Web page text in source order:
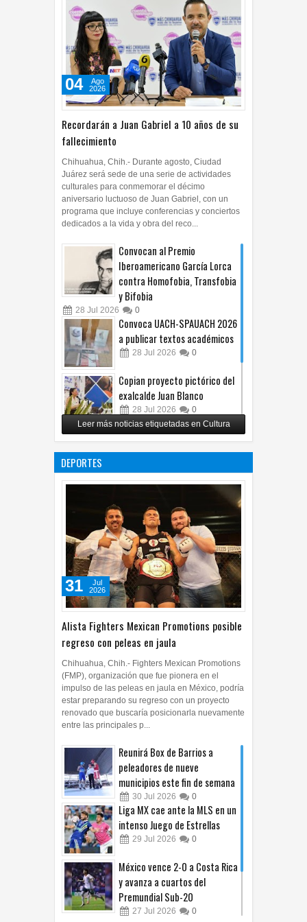
Recordarán a Juan Gabriel a 10 años de su
fallecimiento
04
Ago
2026
Chihuahua, Chih.- Durante agosto, Ciudad
Juárez será sede de una serie de actividades
culturales para conmemorar el décimo
aniversario luctuoso de Juan Gabriel, con un
programa que incluye conferencias y conciertos
dedicados a la vida y obra del reco...
Convocan al Premio
Iberoamericano García Lorca
contra Homofobia, Transfobia
y Bifobia
28 Jul 2026 0
Convoca UACH-SPAUACH 2026
a publicar textos académicos
28 Jul 2026 0
Copian proyecto pictórico del
exalcalde Juan Blanco
28 Jul 2026 0
Impulsa UPCH creatividad y
lectura con taller de mini
27 Jul 2026 0
Leer más noticias etiquetadas en Cultura
DEPORTES
Alista Fighters Mexican Promotions posible
regreso con peleas en jaula
31
Jul
2026
Chihuahua, Chih.- Fighters Mexican Promotions
(FMP), organización que fue pionera en el
impulso de las peleas en jaula en México, podría
estar preparando su regreso con un proyecto
renovado que buscaría posicionarla nuevamente
entre las principales p...
Reunirá Box de Barrios a
peleadores de nueve
municipios este fin de semana
30 Jul 2026 0
Liga MX cae ante la MLS en un
intenso Juego de Estrellas
29 Jul 2026 0
México vence 2-0 a Costa Rica
y avanza a cuartos del
Premundial Sub-20
27 Jul 2026 0